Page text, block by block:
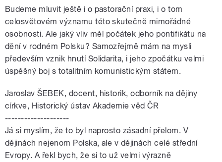
Budeme mluvit ještě i o pastorační praxi, i o tom
celosvětovém významu této skutečně mimořádné
osobnosti. Ale jaký vliv měl počátek jeho pontifikátu na
dění v rodném Polsku? Samozřejmě mám na mysli
především vznik hnutí Solidarita, i jeho zpočátku velmi
úspěšný boj s totalitním komunistickým státem.
Jaroslav ŠEBEK, docent, historik, odborník na dějiny
církve, Historický ústav Akademie věd ČR
--------------------
Já si myslím, že to byl naprosto zásadní přelom. V
dějinách nejenom Polska, ale v dějinách celé střední
Evropy. A řekl bych, že si to už velmi výrazně